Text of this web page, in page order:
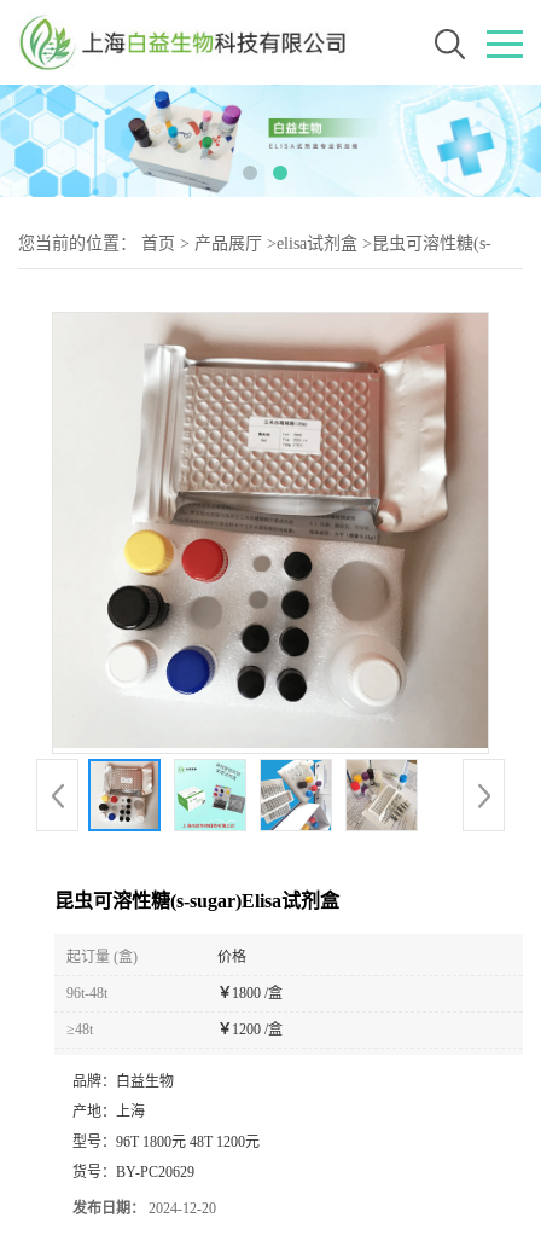
您当前的位置： 首页 > 产品展厅 >elisa试剂盒 > 昆虫可溶性糖(s-
昆虫可溶性糖(s-sugar)Elisa试剂盒
起订量 (盒) 价格
96t-48t ￥ 1800 /盒
≥48t ￥ 1200 /盒
品牌：
白益生物
产地： 上海
型号： 96T 1800元 48T 1200元
货号： BY-PC20629
发布日期： 2024-12-20